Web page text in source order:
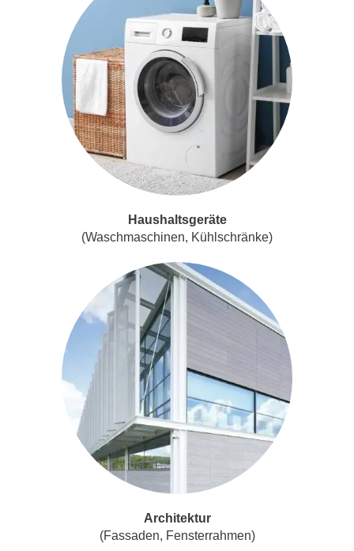
Haushaltsgeräte
(Waschmaschinen, Kühlschränke)
Architektur
(Fassaden, Fensterrahmen)